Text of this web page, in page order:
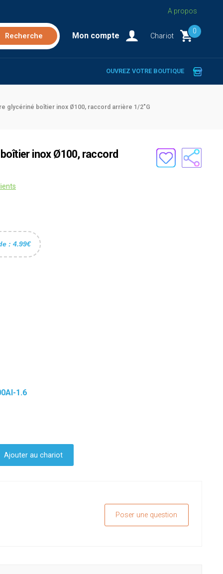
A propos
Mon compte Chariot
0
OUVREZ VOTRE BOUTIQUE
glycériné boîtier inox Ø100, raccord arrière 1/2"G
inox Ø100, raccord
: 4.99€
1.6
Ajouter au chariot
Poser une question